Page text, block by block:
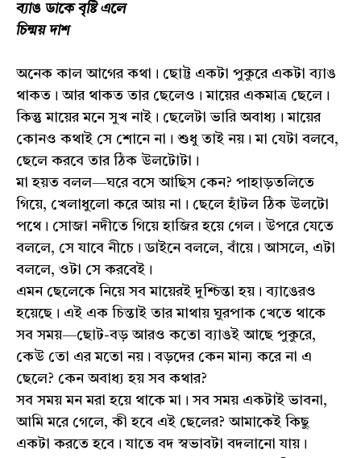
ব্যাঙ ডাকে বৃষ্টি এলে
চিন্ময় দাশ
অনেক কাল আগের কথা। ছোট্ট একটা পুকুরে একটা ব্যাঙ
থাকত। আর থাকত তার ছেলেও। মায়ের একমাত্র ছেলে।
কিন্তু মায়ের মনে সুখ নাই। ছেলেটা ভারি অবাধ্য। মায়ের
কোনও কথাই সে শোনে না। শুধু তাই নয়। মা যেটা বলবে,
ছেলে করবে তার ঠিক উলটোটা।
মা হয়ত বলল—ঘরে বসে আছিস কেন? পাহাড়তলিতে
গিয়ে, খেলাধুলো করে আয় না। ছেলে হাঁটল ঠিক উলটো
পথে। সোজা নদীতে গিয়ে হাজির হয়ে গেল। উপরে যেতে
বললে, সে যাবে নীচে। ডাইনে বললে, বাঁয়ে। আসলে, এটা
বললে, ওটা সে করবেই।
এমন ছেলেকে নিয়ে সব মায়েরই দুশ্চিন্তা হয়। ব্যাঙেরও
হয়েছে। এই এক চিন্তাই তার মাথায় ঘুরপাক খেতে থাকে
সব সময়—ছোট-বড় আরও কতো ব্যাঙই আছে পুকুরে,
কেউ তো এর মতো নয়। বড়দের কেন মান্য করে না এ
ছেলে? কেন অবাধ্য হয় সব কথার?
সব সময় মন মরা হয়ে থাকে মা। সব সময় একটাই ভাবনা,
আমি মরে গেলে, কী হবে এই ছেলের? আমাকেই কিছু
একটা করতে হবে। যাতে বদ স্বভাবটা বদলানো যায়।